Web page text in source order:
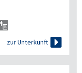
zur Unterkunft 